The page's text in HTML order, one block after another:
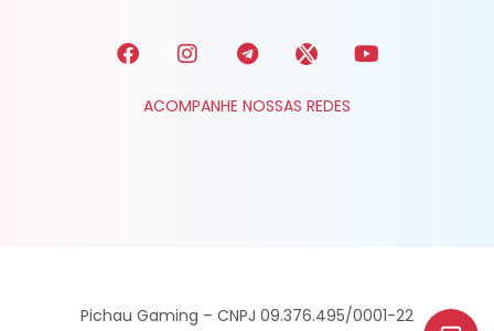
ACOMPANHE NOSSAS REDES
Pichau Gaming – CNPJ 09.376.495/0001-22